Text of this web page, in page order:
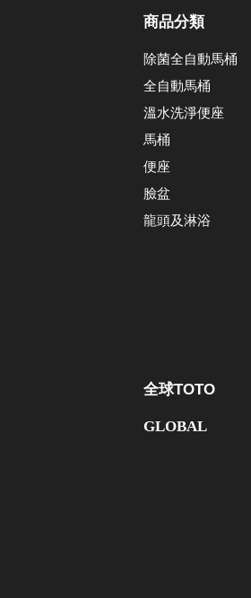
商品分類
除菌全自動馬桶
全自動馬桶
溫水洗淨便座
馬桶
便座
臉盆
龍頭及淋浴
全球TOTO
GLOBAL